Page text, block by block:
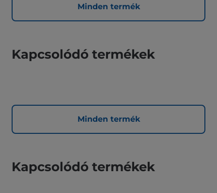
Minden termék
Kapcsolódó termékek
Minden termék
Kapcsolódó termékek